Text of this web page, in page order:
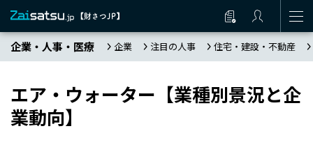
企業・人事・医療 企業 注目の人事 住宅・建設・不動産
エア・ウォーター【業種別景況と企
業動向】